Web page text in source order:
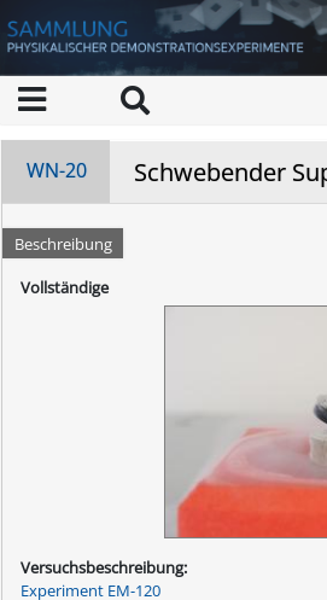
WN-20 Schwebender
Beschreibung
Vollständige
Versuchsbeschreibung:
Experiment EM-120